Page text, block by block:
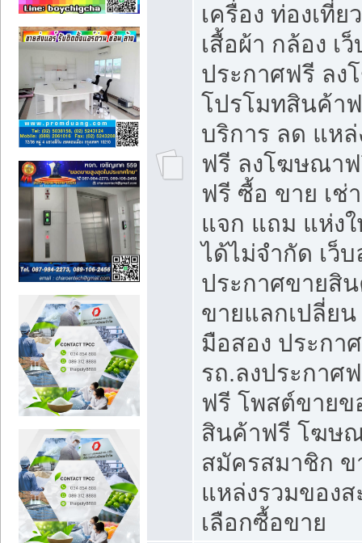
เครื่อง ท่องเที่ย
เสื้อผ้า กล้อง เ
ประกาศฟรี ล
โปรโมทสินค้า
บริการ ลด แห
ฟรี ลงโฆษณา
ฟรี ซื้อ ขาย เช่
แจก แถม แห่ง
ได้ไม่จำกัด เว็
ประกาศขายสิ
ขายแลกเปลี่ย
มือสอง ประกา
รถ.ลงประกาศ
ฟรี โพสต์ขาย
สินค้าฟรี โฆษ
สมัครสมาชิก ข
แหล่งรวมของ
เลือกซื้อขาย